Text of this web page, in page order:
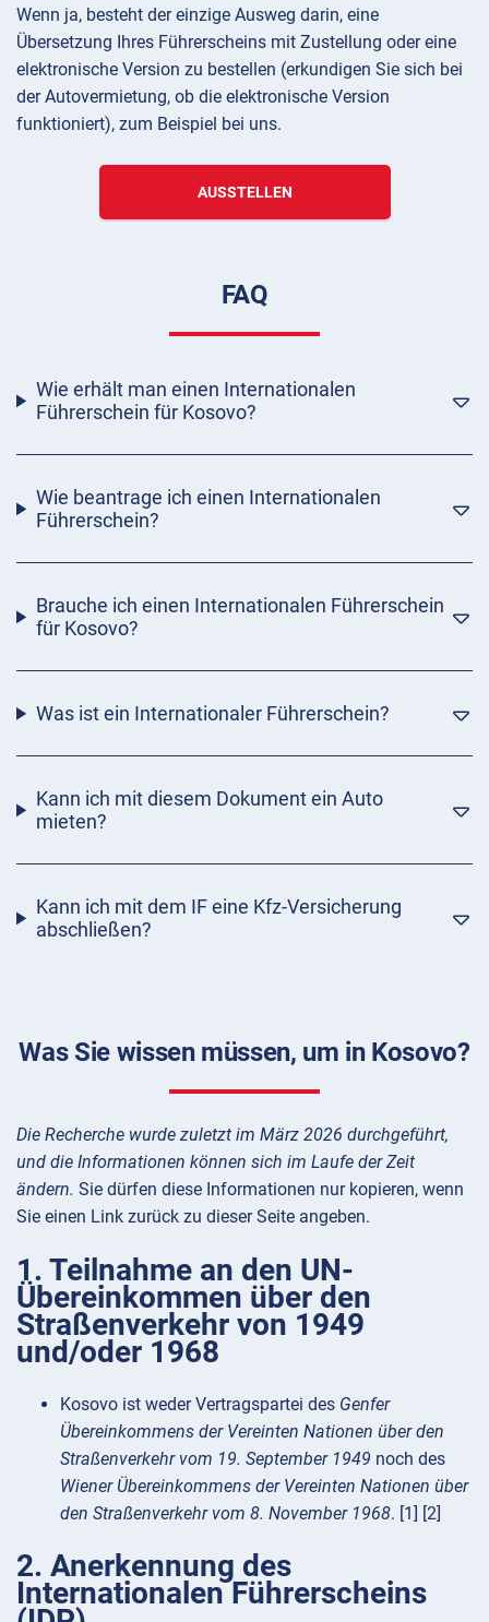
Wenn ja, besteht der einzige Ausweg darin, eine
Übersetzung Ihres Führerscheins mit Zustellung oder eine
elektronische Version zu bestellen (erkundigen Sie sich bei
der Autovermietung, ob die elektronische Version
funktioniert), zum Beispiel bei uns.
AUSSTELLEN
FAQ
Wie erhält man einen Internationalen
Führerschein für Kosovo?
Wie beantrage ich einen Internationalen
Führerschein?
Brauche ich einen Internationalen Führerschein
für Kosovo?
Was ist ein Internationaler Führerschein?
Kann ich mit diesem Dokument ein Auto
mieten?
Kann ich mit dem IF eine Kfz-Versicherung
abschließen?
Was Sie wissen müssen, um in Kosovo?
Die Recherche wurde zuletzt im März 2026 durchgeführt,
und die Informationen können sich im Laufe der Zeit
ändern. Sie dürfen diese Informationen nur kopieren, wenn
Sie einen Link zurück zu dieser Seite angeben.
1. Teilnahme an den UN-
Übereinkommen über den
Straßenverkehr von 1949
und/oder 1968
Kosovo ist weder Vertragspartei des Genfer
Übereinkommens der Vereinten Nationen über den
Straßenverkehr vom 19. September 1949 noch des
Wiener Übereinkommens der Vereinten Nationen über
den Straßenverkehr vom 8. November 1968. [1] [2]
2. Anerkennung des
Internationalen Führerscheins